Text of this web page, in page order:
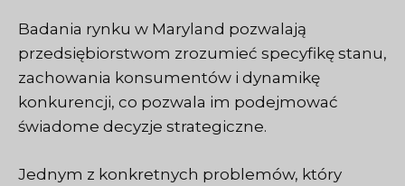
Badania rynku w Maryland pozwalają
przedsiębiorstwom zrozumieć specyfikę stanu,
zachowania konsumentów i dynamikę
konkurencji, co pozwala im podejmować
świadome decyzje strategiczne.
Jednym z konkretnych problemów, który